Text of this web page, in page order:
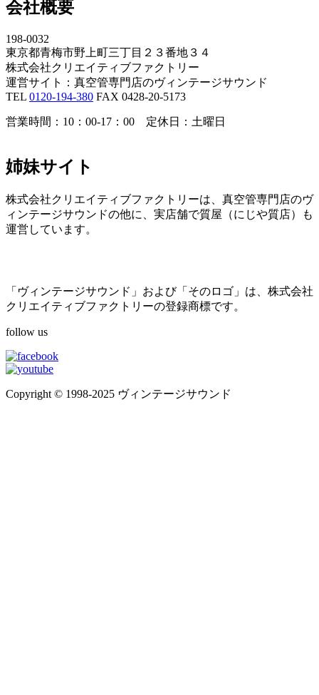
会社概要
198-0032
東京都青梅市野上町三丁目２３番地３４
株式会社クリエイティブファクトリー
運営サイト：真空管専門店のヴィンテージサウンド
TEL 0120-194-380 FAX 0428-20-5173
営業時間：10：00-17：00 定休日：土曜日
姉妹サイト
株式会社クリエイティブファクトリーは、真空管専門店のヴ
ィンテージサウンドの他に、実店舗で質屋（にじや質店）も
運営しています。
「ヴィンテージサウンド」および「そのロゴ」は、株式会社
クリエイティブファクトリーの登録商標です。
follow us
Copyright © 1998-2025 ヴィンテージサウンド